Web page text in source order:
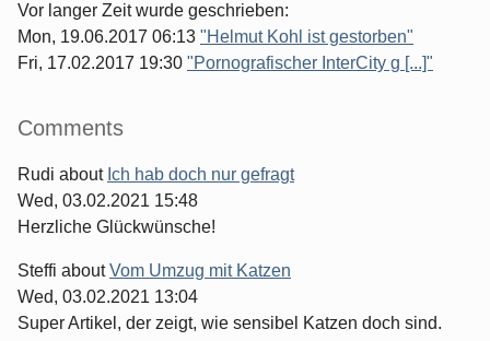
Vor langer Zeit wurde geschrieben:
Mon, 19.06.2017 06:13 "Helmut Kohl ist gestorben"
Fri, 17.02.2017 19:30 "Pornografischer InterCity g [...]"
Comments
Rudi about Ich hab doch nur gefragt
Wed, 03.02.2021 15:48
Herzliche Glückwünsche!
Steffi aboutVom Umzug mit Katzen
Wed, 03.02.2021 13:04
Super Artikel, der zeigt, wie sensibel Katzen doch sind.